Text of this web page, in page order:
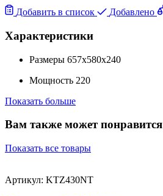
Добавить в список Добавлено
Характеристики
Размеры 657x580x240
Мощность 220
Показать больше
Вам также может понравится
Показать все товары
Артикул: KTZ430NT